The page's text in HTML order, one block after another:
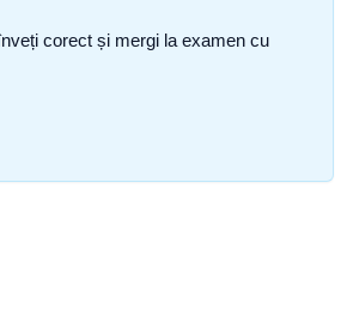
corect și mergi la examen cu